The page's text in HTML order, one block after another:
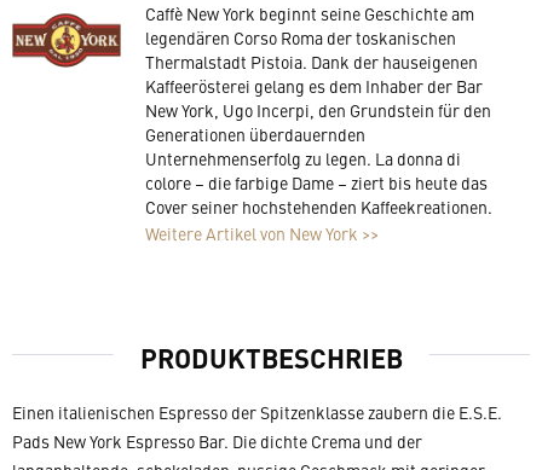
Caffè New York beginnt seine Geschichte am
legendären Corso Roma der toskanischen
Thermalstadt Pistoia. Dank der hauseigenen
Kaffeerösterei gelang es dem Inhaber der Bar
New York, Ugo Incerpi, den Grundstein für den
Generationen überdauernden
Unternehmenserfolg zu legen. La donna di
colore – die farbige Dame – ziert bis heute das
Cover seiner hochstehenden Kaffeekreationen.
Weitere Artikel von New York >>
PRODUKTBESCHRIEB
Einen italienischen Espresso der Spitzenklasse zaubern die E.S.E.
Pads New York Espresso Bar. Die dichte Crema und der